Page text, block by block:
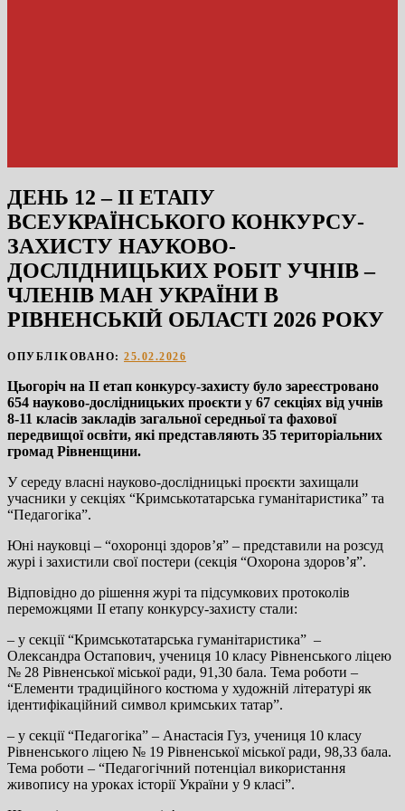
ДЕНЬ 12 – ІІ ЕТАПУ
ВСЕУКРАЇНСЬКОГО КОНКУРСУ-
ЗАХИСТУ НАУКОВО-
ДОСЛІДНИЦЬКИХ РОБІТ УЧНІВ –
ЧЛЕНІВ МАН УКРАЇНИ В
РІВНЕНСЬКІЙ ОБЛАСТІ 2026 РОКУ
ОПУБЛІКОВАНО: 25.02.2026
Цьогоріч на ІІ етап конкурсу-захисту було зареєстровано
654 науково-дослідницьких проєкти у 67 секціях від учнів
8-11 класів закладів загальної середньої та фахової
передвищої освіти, які представляють 35 територіальних
громад Рівненщини.
У середу власні науково-дослідницькі проєкти захищали
учасники у секціях “Кримськотатарська гуманітаристика” та
“Педагогіка”.
Юні науковці – “охоронці здоров’я” – представили на розсуд
журі і захистили свої постери (секція “Охорона здоров’я”.
Відповідно до рішення журі та підсумкових протоколів
переможцями ІІ етапу конкурсу-захисту стали:
– у секції “Кримськотатарська гуманітаристика” –
Олександра Остапович, учениця 10 класу Рівненського ліцею
№ 28 Рівненської міської ради, 91,30 бала. Тема роботи –
“Елементи традиційного костюма у художній літературі як
ідентифікаційний символ кримських татар”.
– у секції “Педагогіка” – Анастасія Гуз, учениця 10 класу
Рівненського ліцею № 19 Рівненської міської ради, 98,33 бала.
Тема роботи – “Педагогічний потенціал використання
живопису на уроках історії України у 9 класі”.